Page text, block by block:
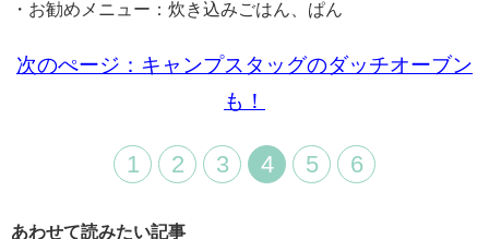
・お勧めメニュー：炊き込みごはん、ぱん
次のぺージ：キャンプスタッグのダッチオーブン
も！
1 2 3 4 5 6
あわせて読みたい記事